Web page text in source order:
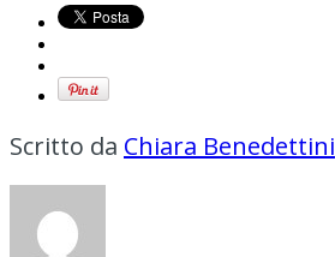
Scritto da Chiara Benedettini